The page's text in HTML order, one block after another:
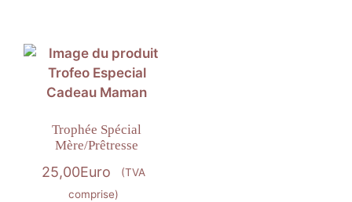
Trophée Spécial
Mère/Prêtresse
25,00Euro
(TVA
comprise)